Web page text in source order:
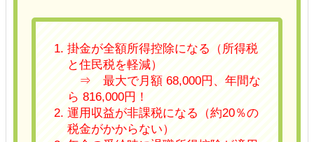
掛金が全額所得控除になる（所得税
と住民税を軽減）
⇒ 最大で月額 68,000円 、 年間な
ら 816,000円 ！
運用収益が非課税になる（約20％の
税金がかからない）